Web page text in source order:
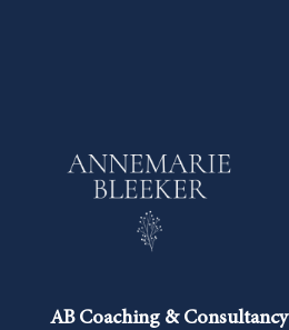
AB Coaching & Consultancy